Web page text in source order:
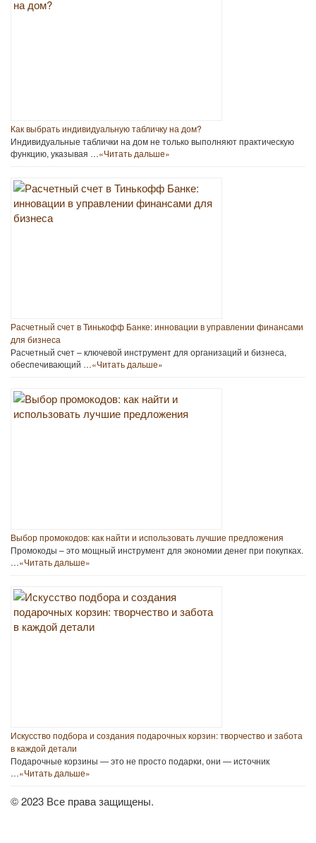
Как выбрать индивидуальную табличку на дом?
Индивидуальные таблички на дом не только выполняют практическую
функцию, указывая …«Читать дальше»
Расчетный счет в Тинькофф Банке: инновации в управлении финансами
для бизнеса
Расчетный счет – ключевой инструмент для организаций и бизнеса,
обеспечивающий …«Читать дальше»
Выбор промокодов: как найти и использовать лучшие предложения
Промокоды – это мощный инструмент для экономии денег при покупках.
…«Читать дальше»
Искусство подбора и создания подарочных корзин: творчество и забота
в каждой детали
Подарочные корзины — это не просто подарки, они — источник
…«Читать дальше»
© 2023 Все права защищены.